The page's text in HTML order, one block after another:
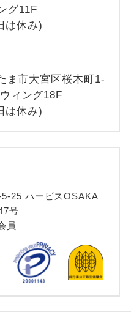
グ11F
は休み)
ま市大宮区桜木町1-
ィング18F
は休み)
25 ハービスOSAKA
号
員